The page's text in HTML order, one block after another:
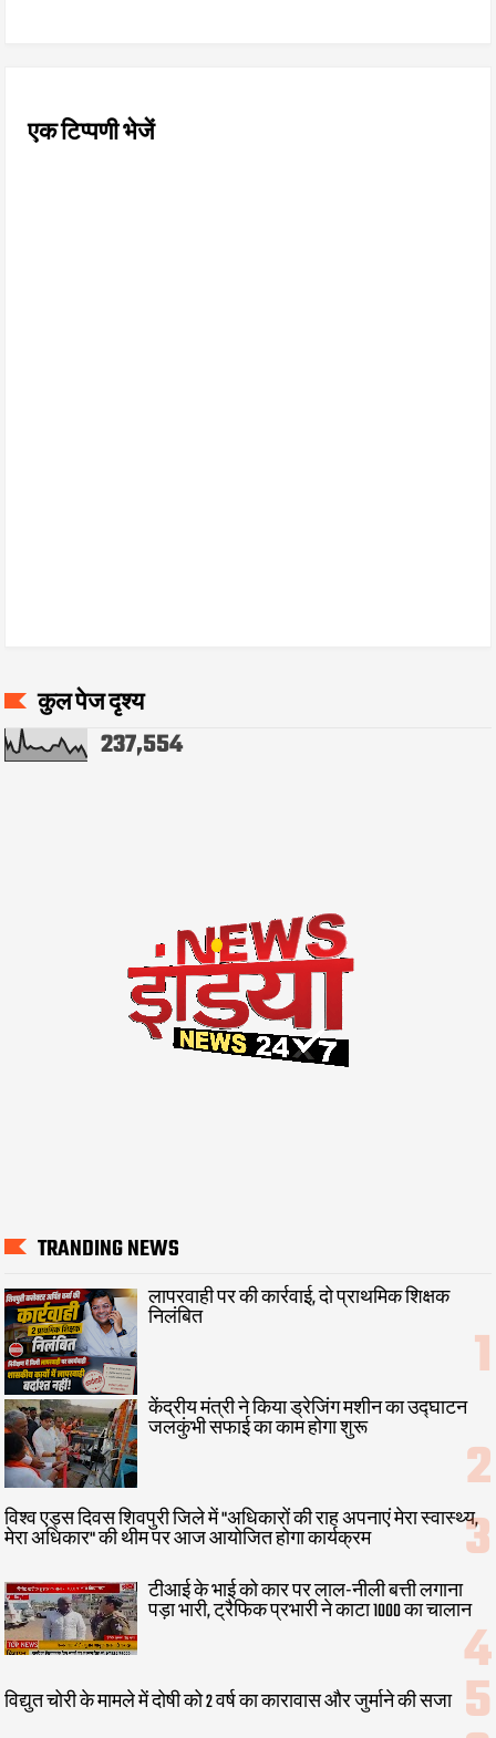
एक टिप्पणी भेजें
कुल पेज दृश्य
237,554
TRANDING NEWS
लापरवाही पर की कार्रवाई, दो प्राथमिक शिक्षक
निलंबित
केंद्रीय मंत्री ने किया ड्रेजिंग मशीन का उद्घाटन
जलकुंभी सफाई का काम होगा शुरू
विश्व एड्स दिवस शिवपुरी जिले में "अधिकारों की राह अपनाएं मेरा स्वास्थ्य,
मेरा अधिकार" की थीम पर आज आयोजित होगा कार्यक्रम
टीआई के भाई को कार पर लाल-नीली बत्ती लगाना
पड़ा भारी, ट्रैफिक प्रभारी ने काटा 1000 का चालान
विद्युत चोरी के मामले में दोषी को 2 वर्ष का कारावास और जुर्माने की सजा